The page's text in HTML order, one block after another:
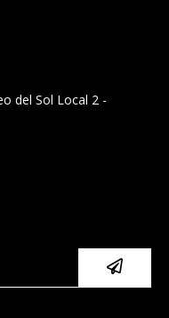
del Sol Local 2 -